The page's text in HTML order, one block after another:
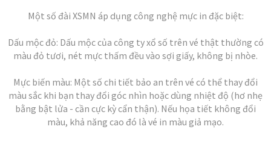
Một số đài XSMN áp dụng công nghệ mực in đặc biệt:
Dấu mộc đỏ: Dấu mộc của công ty xổ số trên vé thật thường có
màu đỏ tươi, nét mực thấm đều vào sợi giấy, không bị nhòe.
Mực biến màu: Một số chi tiết bảo an trên vé có thể thay đổi
màu sắc khi bạn thay đổi góc nhìn hoặc dùng nhiệt độ (hơ nhẹ
bằng bật lửa - cần cực kỳ cẩn thận). Nếu họa tiết không đổi
màu, khả năng cao đó là vé in màu giả mạo.